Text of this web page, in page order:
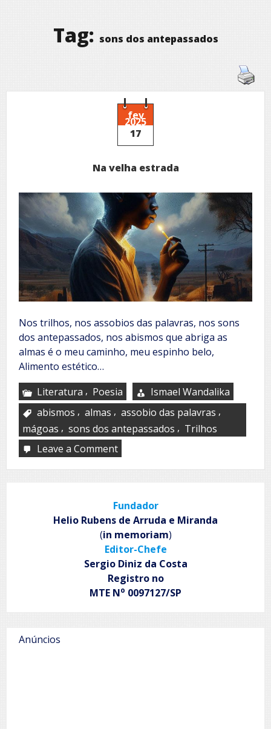
Tag: sons dos antepassados
fev
2025
17
Na velha estrada
Nos trilhos, nos assobios das palavras, nos sons
dos antepassados, nos abismos que abriga as
almas é o meu caminho, meu espinho belo,
Alimento estético…
Literatura , Poesia
Ismael Wandalika
abismos , almas , assobio das palavras ,
mágoas , sons dos antepassados , Trilhos
Leave a Commenton
velha
Fundador
Helio Rubens de Arruda e Miranda
(in memoriam)
Editor-Chefe
Sergio Diniz da Costa
Registro no
MTE No 0097127/SP
Anúncios